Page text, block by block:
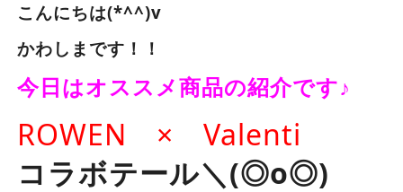
こんにちは(*^^)v
かわしまです！！
今日はオススメ商品の紹介です♪
ROWEN × Valenti
コラボテール＼(◎o◎)